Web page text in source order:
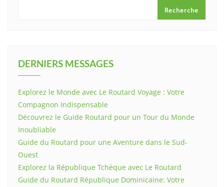
Recherche
DERNIERS MESSAGES
Explorez le Monde avec Le Routard Voyage : Votre
Compagnon Indispensable
Découvrez le Guide Routard pour un Tour du Monde
Inoubliable
Guide du Routard pour une Aventure dans le Sud-
Ouest
Explorez la République Tchèque avec Le Routard
Guide du Routard République Dominicaine: Votre